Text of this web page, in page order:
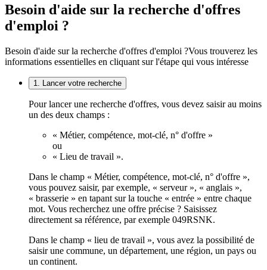
Besoin d'aide sur la recherche d'offres
d'emploi ?
Besoin d'aide sur la recherche d'offres d'emploi ?Vous trouverez les
informations essentielles en cliquant sur l'étape qui vous intéresse
1. Lancer votre recherche
Pour lancer une recherche d'offres, vous devez saisir au moins
un des deux champs :
« Métier, compétence, mot-clé, n° d'offre »
ou
« Lieu de travail ».
Dans le champ « Métier, compétence, mot-clé, n° d'offre »,
vous pouvez saisir, par exemple, « serveur », « anglais »,
« brasserie » en tapant sur la touche « entrée » entre chaque
mot. Vous recherchez une offre précise ? Saisissez
directement sa référence, par exemple 049RSNK.
Dans le champ « lieu de travail », vous avez la possibilité de
saisir une commune, un département, une région, un pays ou
un continent.